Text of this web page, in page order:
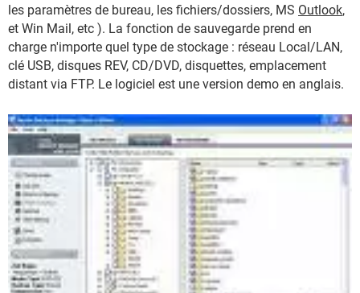
les paramètres de bureau, les fichiers/dossiers, MS Outlook,
et Win Mail, etc ). La fonction de sauvegarde prend en
charge n'importe quel type de stockage : réseau Local/LAN,
clé USB, disques REV, CD/DVD, disquettes, emplacement
distant via FTP. Le logiciel est une version demo en anglais.